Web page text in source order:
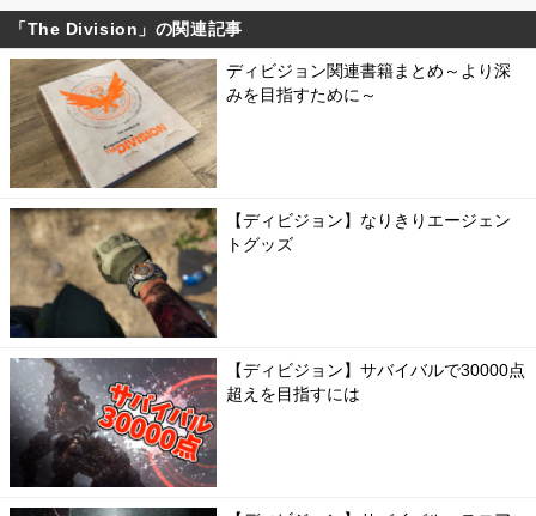
「The Division」の関連記事
ディビジョン関連書籍まとめ～より深
みを目指すために～
【ディビジョン】なりきりエージェン
トグッズ
【ディビジョン】サバイバルで30000点
超えを目指すには